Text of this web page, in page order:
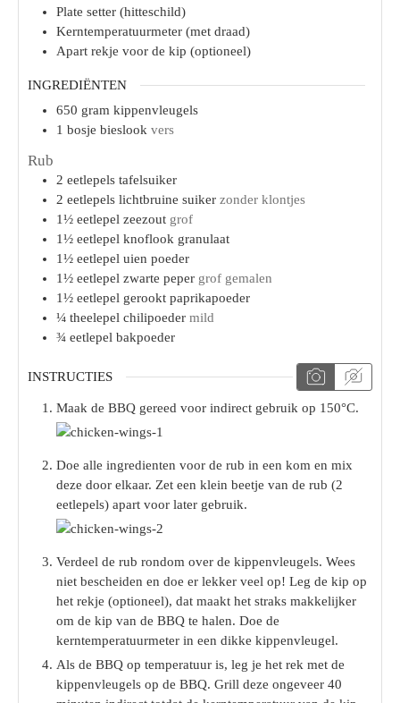
Plate setter (hitteschild)
Kerntemperatuurmeter (met draad)
Apart rekje voor de kip (optioneel)
INGREDIËNTEN
650 gram kippenvleugels
1 bosje bieslook vers
Rub
2 eetlepels tafelsuiker
2 eetlepels lichtbruine suiker zonder klontjes
1½ eetlepel zeezout grof
1½ eetlepel knoflook granulaat
1½ eetlepel uien poeder
1½ eetlepel zwarte peper grof gemalen
1½ eetlepel gerookt paprikapoeder
¼ theelepel chilipoeder mild
¾ eetlepel bakpoeder
INSTRUCTIES
Maak de BBQ gereed voor indirect gebruik op 150°C.
Doe alle ingredienten voor de rub in een kom en mix
deze door elkaar. Zet een klein beetje van de rub (2
eetlepels) apart voor later gebruik.
Verdeel de rub rondom over de kippenvleugels. Wees
niet bescheiden en doe er lekker veel op! Leg de kip op
het rekje (optioneel), dat maakt het straks makkelijker
om de kip van de BBQ te halen. Doe de
kerntemperatuurmeter in een dikke kippenvleugel.
Als de BBQ op temperatuur is, leg je het rek met de
kippenvleugels op de BBQ. Grill deze ongeveer 40